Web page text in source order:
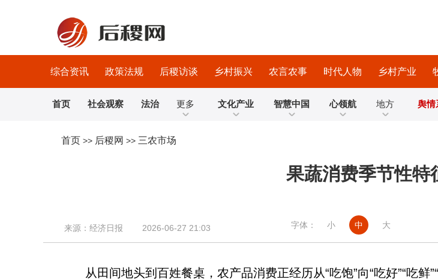
综合资讯 政策法规 后稷访谈 乡村振兴 农言农事 时代人物 乡村产业
首页 社会观察 法治 更多 文化产业 智慧中国 心领航 地方 舆情
首页 >> 后稷网 >> 三农市场
果蔬消费季节性特
来源：经济日报 2026-06-27 21:03 字体： 小 中 大
从田间地头到百姓餐桌，农产品消费正经历从“吃饱”向“吃好”“吃